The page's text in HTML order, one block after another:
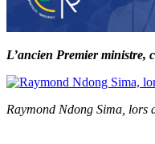
L’ancien Premier ministre,
Raymond Ndong Sima, lors